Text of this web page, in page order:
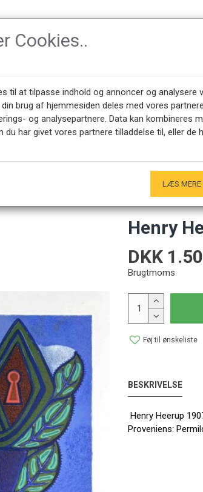
DESIGNER NYHEDER OM
Henry
DKK
Brugtmoms
Føj til ønskeliste
BESKRIVELSE
Henry Heerup
Proveniens:
Cookies..
til at tilpasse indhold og annoncer og analysere
brug af hjemmesiden deles med vores
og analysepartnere. Data kan kombineres
du har givet vores partnere tilladdelse til, eller de
LÆS MERE